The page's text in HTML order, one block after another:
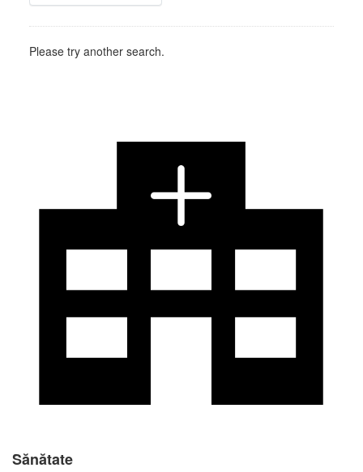
Sănătate
Please try another search.